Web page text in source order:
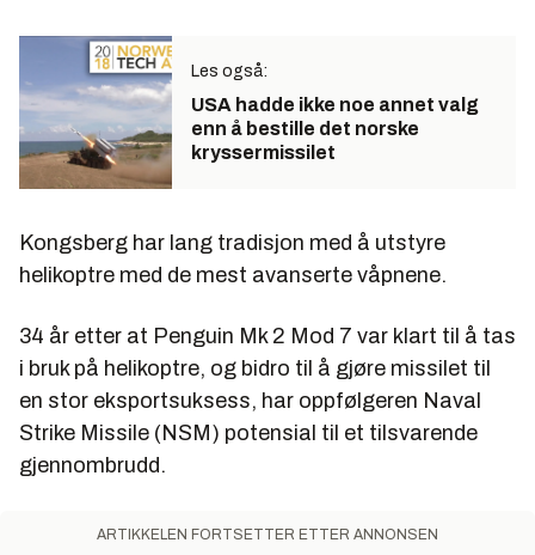
Les også:
USA hadde ikke noe annet valg
enn å bestille det norske
kryssermissilet
Kongsberg har lang tradisjon med å utstyre
helikoptre med de mest avanserte våpnene.
34 år etter at Penguin Mk 2 Mod 7 var klart til å tas
i bruk på helikoptre, og bidro til å gjøre missilet til
en stor eksportsuksess, har oppfølgeren Naval
Strike Missile (NSM) potensial til et tilsvarende
gjennombrudd.
ARTIKKELEN FORTSETTER ETTER ANNONSEN